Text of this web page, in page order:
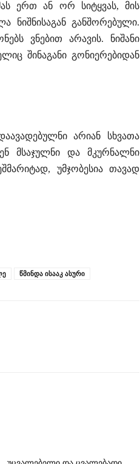
ერთ ან ორ სიტყვას, მის
ნიშნისაგან განშორებული.
ვნებით არავის. ნიშანი
შინაგანი გონიერებიდან
არიან სხვათა
მსაჯულნი და მკურნალნი
უმჯობესია თავად
წმინდა ისააკ ასური